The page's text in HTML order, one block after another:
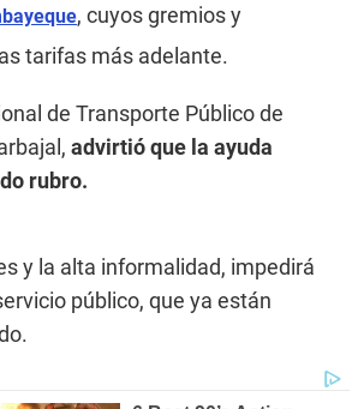
, cuyos gremios y
tarifas más adelante.
de Transporte Público de
advirtió que la ayuda
rubro.
y la alta informalidad, impedirá
público, que ya están